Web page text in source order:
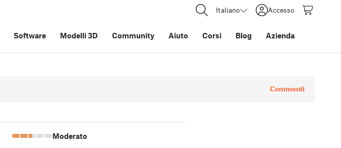
Italiano Accesso
Software Modelli 3D Community Aiuto Corsi Blog Azienda
Commenti
Moderato